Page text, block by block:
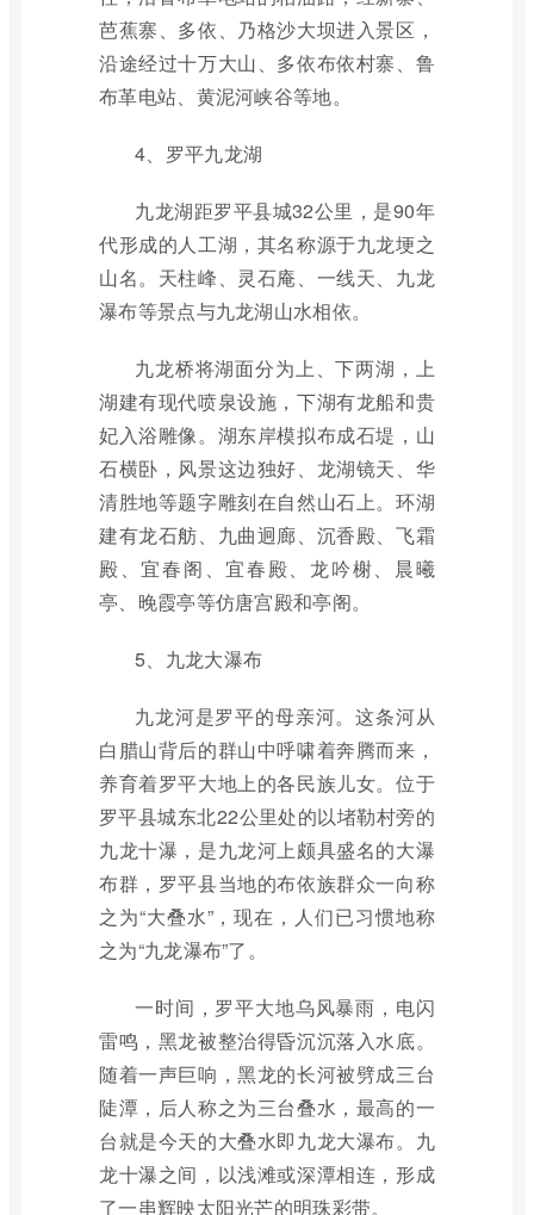
芭蕉寨、多依、乃格沙大坝进入景区，
沿途经过十万大山、多依布依村寨、鲁
布革电站、黄泥河峡谷等地。
4、罗平九龙湖
九龙湖距罗平县城32公里，是90年
代形成的人工湖，其名称源于九龙埂之
山名。天柱峰、灵石庵、一线天、九龙
瀑布等景点与九龙湖山水相依。
九龙桥将湖面分为上、下两湖，上
湖建有现代喷泉设施，下湖有龙船和贵
妃入浴雕像。湖东岸模拟布成石堤，山
石横卧，风景这边独好、龙湖镜天、华
清胜地等题字雕刻在自然山石上。环湖
建有龙石舫、九曲迥廊、沉香殿、飞霜
殿、宜春阁、宜春殿、龙吟榭、晨曦
亭、晚霞亭等仿唐宫殿和亭阁。
5、九龙大瀑布
九龙河是罗平的母亲河。这条河从
白腊山背后的群山中呼啸着奔腾而来，
养育着罗平大地上的各民族儿女。位于
罗平县城东北22公里处的以堵勒村旁的
九龙十瀑，是九龙河上颇具盛名的大瀑
布群，罗平县当地的布依族群众一向称
之为“大叠水”，现在，人们已习惯地称
之为“九龙瀑布”了。
一时间，罗平大地乌风暴雨，电闪
雷鸣，黑龙被整治得昏沉沉落入水底。
随着一声巨响，黑龙的长河被劈成三台
陡潭，后人称之为三台叠水，最高的一
台就是今天的大叠水即九龙大瀑布。九
龙十瀑之间，以浅滩或深潭相连，形成
了一串辉映太阳光芒的明珠彩带。